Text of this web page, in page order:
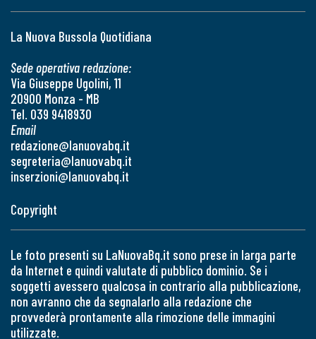
La Nuova Bussola Quotidiana
Sede operativa redazione:
Via Giuseppe Ugolini, 11
20900 Monza - MB
Tel. 039 9418930
Email
redazione@lanuovabq.it
segreteria@lanuovabq.it
inserzioni@lanuovabq.it
Copyright
Le foto presenti su LaNuovaBq.it sono prese in larga parte
da Internet e quindi valutate di pubblico dominio. Se i
soggetti avessero qualcosa in contrario alla pubblicazione,
non avranno che da segnalarlo alla redazione che
provvederà prontamente alla rimozione delle immagini
utilizzate.